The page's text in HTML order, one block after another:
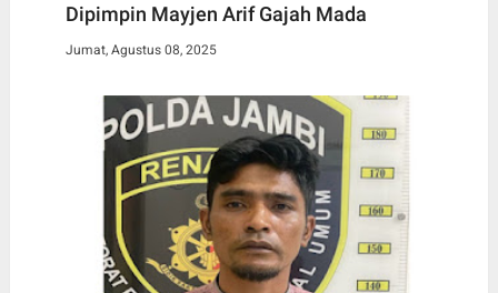
Dipimpin Mayjen Arif Gajah Mada
Jumat, Agustus 08, 2025